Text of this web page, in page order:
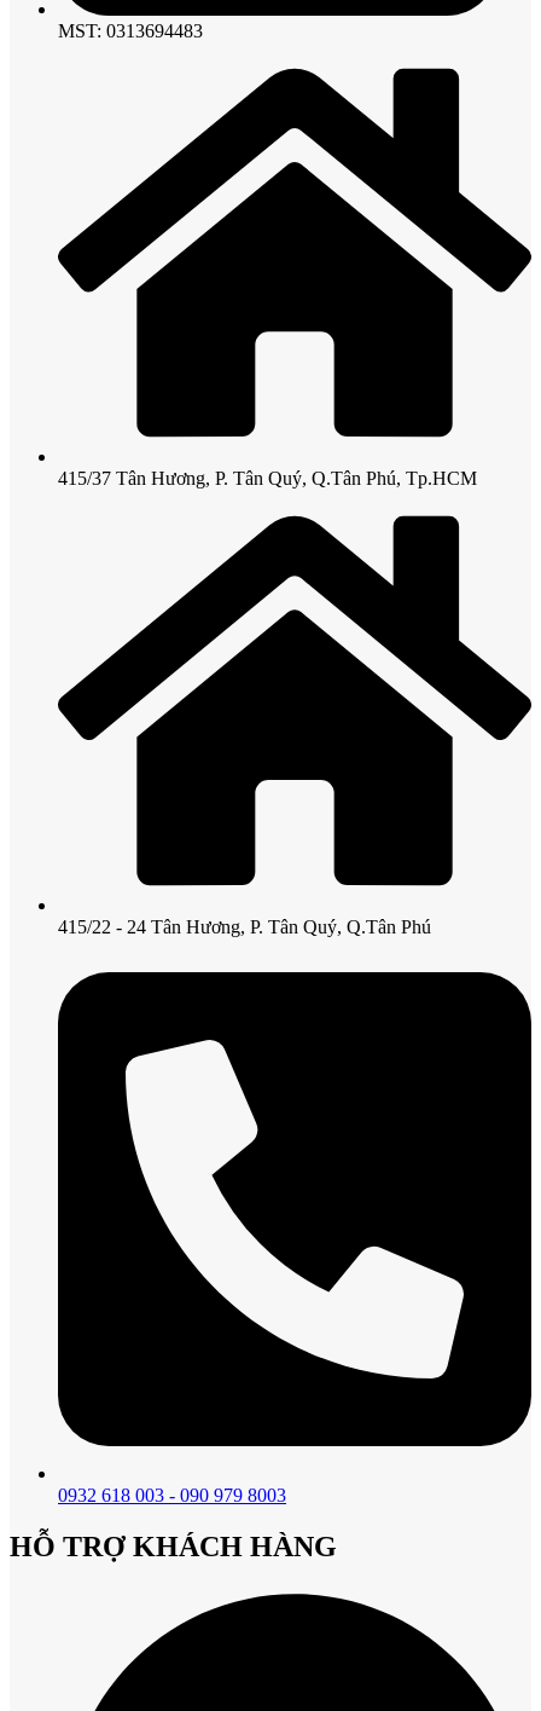
MST: 0313694483
415/37 Tân Hương, P. Tân Quý, Q.Tân Phú, Tp.HCM
415/22 - 24 Tân Hương, P. Tân Quý, Q.Tân Phú
0932 618 003 - 090 979 8003
HỖ TRỢ KHÁCH HÀNG